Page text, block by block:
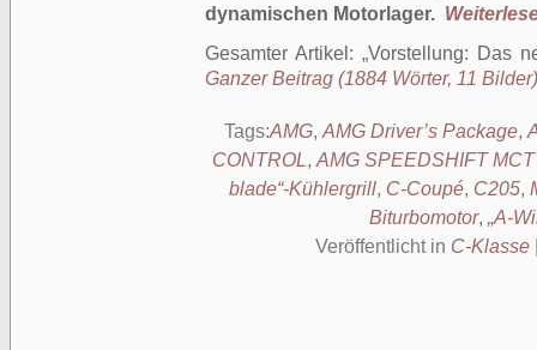
dynamischen Motorlager.
Gesamter Artikel:
Vorstellung: Das
Ganzer Beitrag (1884 Wörter, 11 Bilder)
Tags:AMG, AMG Driver’s Package,
CONTROL, AMG SPEEDSHIFT
blade“-Kühlergrill, C-Coupé, C205,
Biturbomotor, „A-
Veröffentlicht in C-Klasse